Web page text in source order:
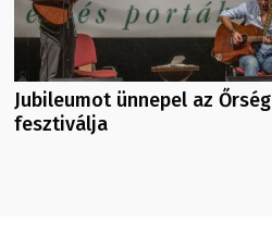
Jubileumot ünnepel az Őrség
fesztiválja